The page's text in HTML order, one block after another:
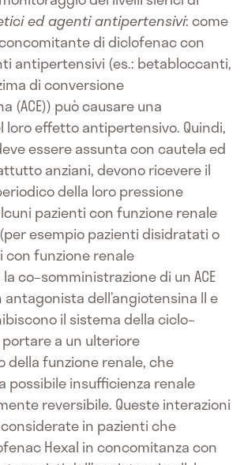
ed agenti antipertensivi: come
concomitante di diclofenac con
antipertensivi (es.: betabloccanti,
di conversione
(ACE)) può causare una
loro effetto antipertensivo. Quindi,
essere assunta con cautela ed
anziani, devono ricevere il
della loro pressione
pazienti con funzione renale
esempio pazienti disidratati o
con funzione renale
co–somministrazione di un ACE
dell’angiotensina II e
il sistema della ciclo–
a un ulteriore
funzione renale, che
possibile insufficienza renale
reversibile. Queste interazioni
in pazienti che
Hexal in concomitanza con